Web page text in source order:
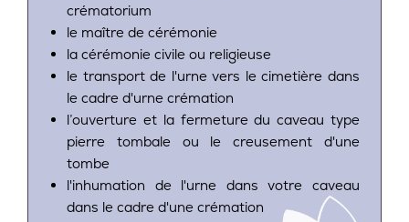
crématorium
le maître de cérémonie
la cérémonie civile ou religieuse
le transport de l'urne vers le cimetière dans
le cadre d'urne crémation
l’ouverture et la fermeture du caveau type
pierre tombale ou le creusement d'une
tombe
l'inhumation de l'urne dans votre caveau
dans le cadre d'une crémation